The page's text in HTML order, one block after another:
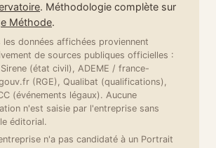
. Méthodologie complète sur
Méthode.
les données affichées proviennent
de sources publiques officielles :
Sirene (état civil), ADEME / france-
(RGE), Qualibat (qualifications),
(événements légaux). Aucune
n'est saisie par l'entreprise sans
éditorial.
n'a pas candidaté à un Portrait